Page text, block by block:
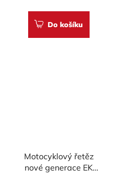
Do košíku
Motocyklový řetěz
nové generace EK